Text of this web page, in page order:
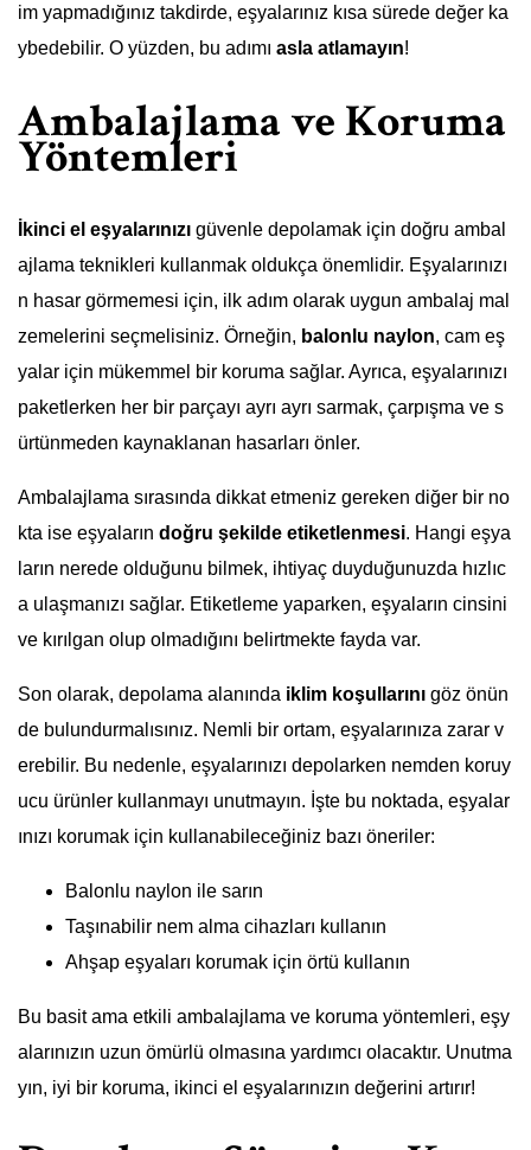
im yapmadığınız takdirde, eşyalarınız kısa sürede değer ka
ybedebilir. O yüzden, bu adımı asla atlamayın!
Ambalajlama ve Koruma
Yöntemleri
İkinci el eşyalarınızı güvenle depolamak için doğru ambal
ajlama teknikleri kullanmak oldukça önemlidir. Eşyalarınızı
n hasar görmemesi için, ilk adım olarak uygun ambalaj mal
zemelerini seçmelisiniz. Örneğin, balonlu naylon, cam eş
yalar için mükemmel bir koruma sağlar. Ayrıca, eşyalarınızı
paketlerken her bir parçayı ayrı ayrı sarmak, çarpışma ve s
ürtünmeden kaynaklanan hasarları önler.
Ambalajlama sırasında dikkat etmeniz gereken diğer bir no
kta ise eşyaların doğru şekilde etiketlenmesi. Hangi eşya
ların nerede olduğunu bilmek, ihtiyaç duyduğunuzda hızlıc
a ulaşmanızı sağlar. Etiketleme yaparken, eşyaların cinsini
ve kırılgan olup olmadığını belirtmekte fayda var.
Son olarak, depolama alanında iklim koşullarını göz önün
de bulundurmalısınız. Nemli bir ortam, eşyalarınıza zarar v
erebilir. Bu nedenle, eşyalarınızı depolarken nemden koruy
ucu ürünler kullanmayı unutmayın. İşte bu noktada, eşyalar
ınızı korumak için kullanabileceğiniz bazı öneriler:
Balonlu naylon ile sarın
Taşınabilir nem alma cihazları kullanın
Ahşap eşyaları korumak için örtü kullanın
Bu basit ama etkili ambalajlama ve koruma yöntemleri, eşy
alarınızın uzun ömürlü olmasına yardımcı olacaktır. Unutma
yın, iyi bir koruma, ikinci el eşyalarınızın değerini artırır!